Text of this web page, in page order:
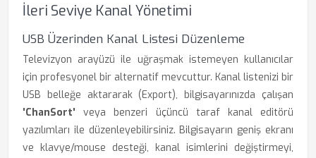
İleri Seviye Kanal Yönetimi
USB Üzerinden Kanal Listesi Düzenleme
Televizyon arayüzü ile uğraşmak istemeyen kullanıcılar
için profesyonel bir alternatif mevcuttur. Kanal listenizi bir
USB belleğe aktararak (Export), bilgisayarınızda çalışan
'ChanSort' veya benzeri üçüncü taraf kanal editörü
yazılımları ile düzenleyebilirsiniz. Bilgisayarın geniş ekranı
ve klavye/mouse desteği, kanal isimlerini değiştirmeyi,